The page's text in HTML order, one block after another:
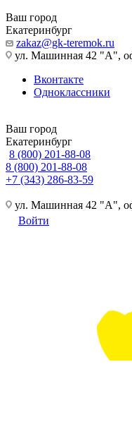
Ваш город
Екатеринбург
zakaz@gk-teremok.ru
ул. Машинная 42 "А",
Вконтакте
Одноклассники
Ваш город
Екатеринбург
8 (800) 201-88-08
8 (800) 201-88-08
+7 (343) 286-83-59
ул. Машинная 42 "А",
Войти